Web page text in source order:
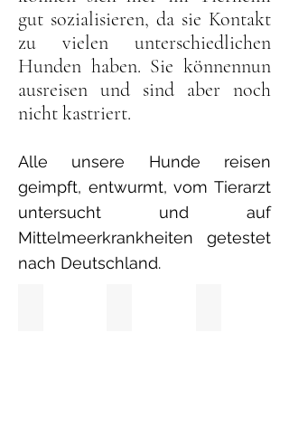
gut sozialisieren, da sie Kontakt
zu vielen unterschiedlichen
Hunden haben. Sie könnennun
ausreisen und sind aber noch
nicht kastriert.
Alle unsere Hunde reisen
geimpft, entwurmt, vom Tierarzt
untersucht und auf
Mittelmeerkrankheiten getestet
nach Deutschland.